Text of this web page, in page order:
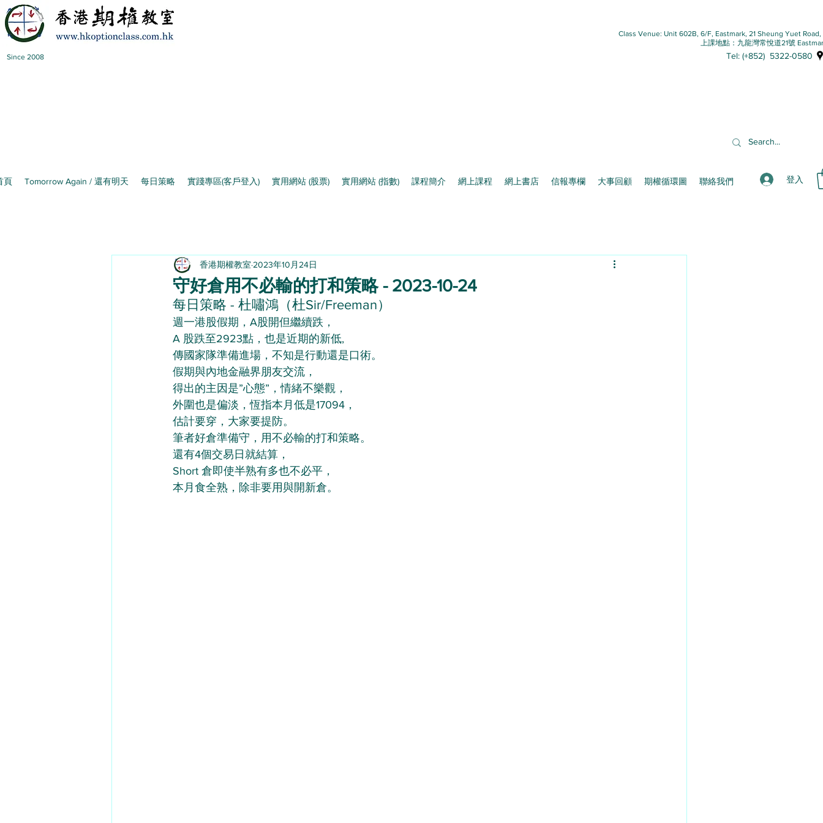
Since 2008
Class Venue: Unit 602B, 6/F, Eastmark, 21 Sheung Yuet
上課地點：九龍灣常悅道21號
Tel: (+852) 5322-0580
頁 Tomorrow Again / 還有明天 每日策略 實踐專區(客戶登入) 實用網站 (股票) 實用網站 (指數) 課程簡介 網上課程 網上書店 信報專欄 大事回顧 期權循環圖 聯絡我們 登入
守好倉用不必輸的打和策略 - 2023-10-24
香港期權教室 2023年10月24日
每日策略 - 杜嘯鴻（杜Sir/Freeman）
週一港股假期，A股開但繼續跌，
A 股跌至2923點，也是近期的新低,
傳國家隊準備進場，不知是行動還是口術。
假期與內地金融界朋友交流，
得出的主因是”心態”，情緒不樂觀，
外圍也是偏淡，恆指本月低是17094，
估計要穿，大家要提防。
筆者好倉準備守，用不必輸的打和策略。
還有4個交易日就結算，
Short 倉即使半熟有多也不必平，
本月食全熟，除非要用與開新倉。